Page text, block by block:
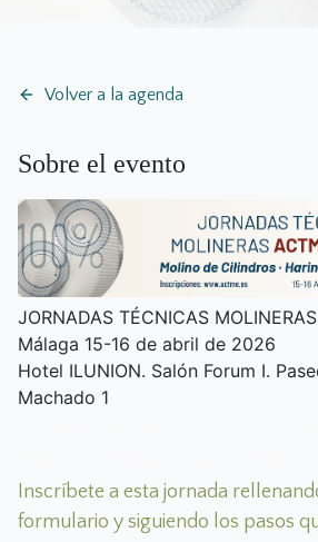
Volver a la agenda
Sobre el evento
JORNADAS TÉCNICAS
Málaga 15-16 de abril de 2026
Hotel ILUNION. Salón Forum I.
Machado 1
Inscríbete a esta jornada
formulario y siguiendo los pasos